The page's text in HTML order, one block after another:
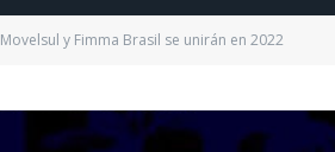
Movelsul y Fimma Brasil se unirán en 2022